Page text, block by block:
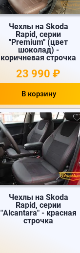
Чехлы на Skoda
Rapid, серии
"Premium" (цвет
шоколад) -
коричневая строчка
23 990 ₽
В корзину
Чехлы на Skoda
Rapid, серии
"Alcantara" - красная
строчка